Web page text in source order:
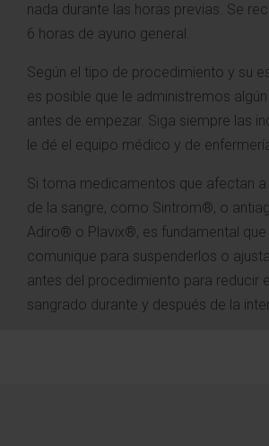
nada durante las horas previas. Se
6 horas de ayuno general.
Según el tipo de procedimiento y su
es posible que le administremos
antes de empezar. Siga siempre las
le dé el equipo médico y de
Si toma medicamentos que afectan
de la sangre, como Sintrom®, o
Adiro® o Plavix®, es fundamental que
comunique para suspenderlos o
antes del procedimiento para reducir
sangrado durante y después de la